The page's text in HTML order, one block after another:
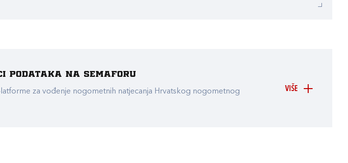
VIŠE
na Semaforu
za vođenje nogometnih natjecanja Hrvatskog nogometnog